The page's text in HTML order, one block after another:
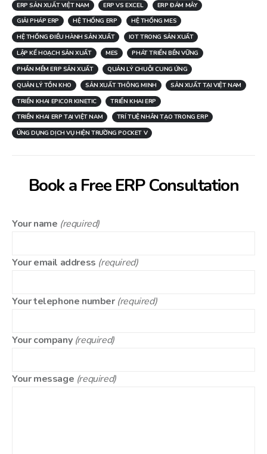
ERP SẢN XUẤT VIỆT NAM
ERP VS EXCEL
ERP ĐÁM MÂY
GIẢI PHÁP ERP
HỆ THỐNG ERP
HỆ THỐNG MES
HỆ THỐNG ĐIỀU HÀNH SẢN XUẤT
IOT TRONG SẢN XUẤT
LẬP KẾ HOẠCH SẢN XUẤT
MES
PHÁT TRIỂN BỀN VỮNG
PHẦN MỀM ERP SẢN XUẤT
QUẢN LÝ CHUỖI CUNG ỨNG
QUẢN LÝ TỒN KHO
SẢN XUẤT THÔNG MINH
SẢN XUẤT TẠI VIỆT NAM
TRIỂN KHAI EPICOR KINETIC
TRIỂN KHAI ERP
TRIỂN KHAI ERP TẠI VIỆT NAM
TRÍ TUỆ NHÂN TẠO TRONG ERP
ỨNG DỤNG DỊCH VỤ HIỆN TRƯỜNG POCKET V
Book a Free ERP Consultation
Your name (required)
Your email address (required)
Your telephone number (required)
Your company (required)
Your message (required)